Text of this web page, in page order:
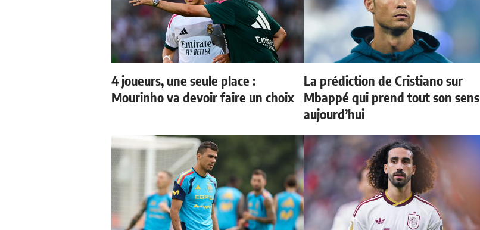
4 joueurs, une seule place :
Mourinho va devoir faire un choix
La prédiction de Cristiano sur
Mbappé qui prend tout son sens
aujourd’hui